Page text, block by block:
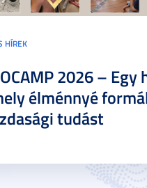
HÍREK
2026 – Egy
élménnyé
tudást